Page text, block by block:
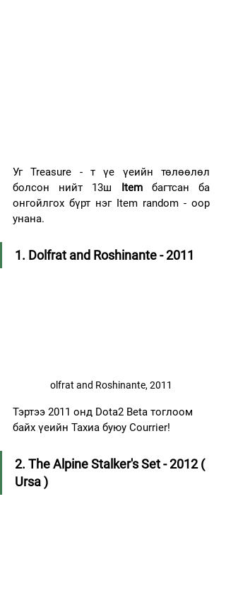
Уг Treasure - т үе үеийн төлөөлөл
болсон нийт 13ш Item багтсан ба
онгойлгох бүрт нэг Item random - оор
унана.
1. Dolfrat and Roshinante - 2011
olfrat and Roshinante, 2011
Тэртээ 2011 онд Dota2 Beta тоглоом
байх үеийн Тахиа буюу Courrier!
2. The Alpine Stalker's Set - 2012 (
Ursa )